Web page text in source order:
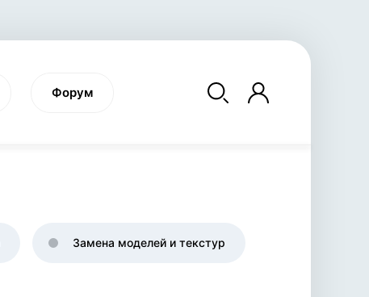
SNOWRUNNER RAVENFIELD
Форум
Замена моделей и текстур